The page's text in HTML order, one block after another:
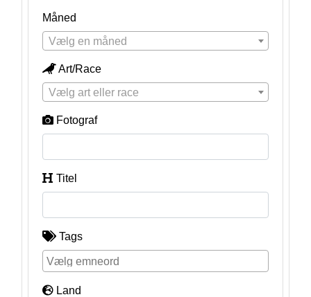
Måned
Vælg en måned
Art/Race
Vælg art eller race
Fotograf
Titel
Tags
Land